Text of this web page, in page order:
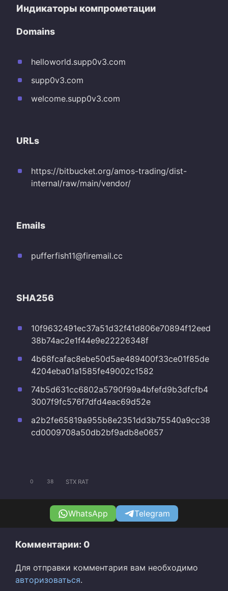
Индикаторы компрометации
Domains
helloworld.supp0v3.com
supp0v3.com
welcome.supp0v3.com
URLs
https://bitbucket.org/amos-trading/dist-
internal/raw/main/vendor/
Emails
pufferfish11@firemail.cc
SHA256
10f9632491ec37a51d32f41d806e70894f12eed
38b74ac2e1f44e9e22226348f
4b68fcafac8ebe50d5ae489400f33ce01f85de
4204eba01a1585fe49002c1582
74b5d631cc6802a5790f99a4bfefd9b3dfcfb4
3007f9fc576f7dfd4eac69d52e
a2b2fe65819a955b8e2351dd3b75540a9cc38
cd0009708a50db2bf9adb8e0657
0 38 STX RAT
WhatsApp Telegram
Комментарии: 0
Для отправки комментария вам необходимо
авторизоваться.